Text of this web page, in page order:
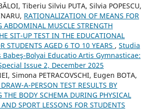
Tiberiu Silviu PUTA, Silvia POPESCU,
RATIONALIZATION OF MEANS FOR
ABDOMINAL MUSCLE STRENGTH
SIT-UP TEST IN THE EDUCATIONAL
STUDENTS AGED 6 TO 10 YEARS , Studia
Bolyai Educatio Artis Gymnasticae:
Issue 2, December 2025
Simona PETRACOVSCHI, Eugen BOTA,
A-PERSON TEST RESULTS BY
THE BODY SCHEMA DURING PHYSICAL
SPORT LESSONS FOR STUDENTS